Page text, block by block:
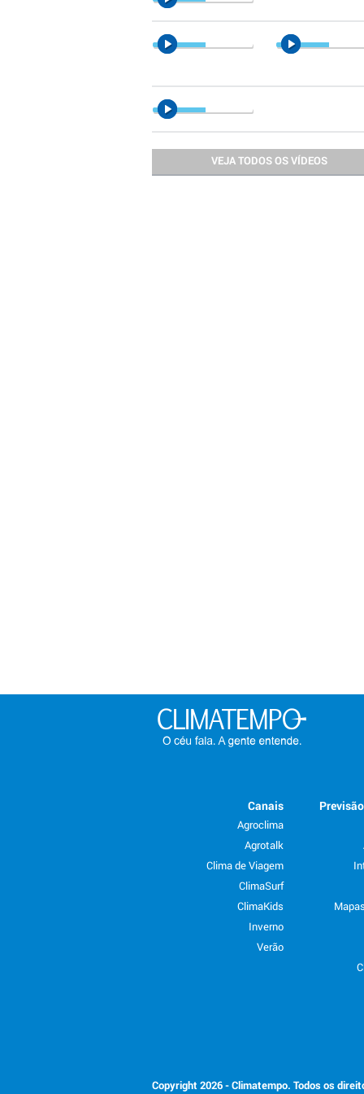
VEJA TODOS OS VÍDEOS
Canais
Agroclima
Agrotalk
Clima de Viagem
ClimaSurf
ClimaKids
Inverno
Verão
Copyright 2026 - Climatempo. Todos os